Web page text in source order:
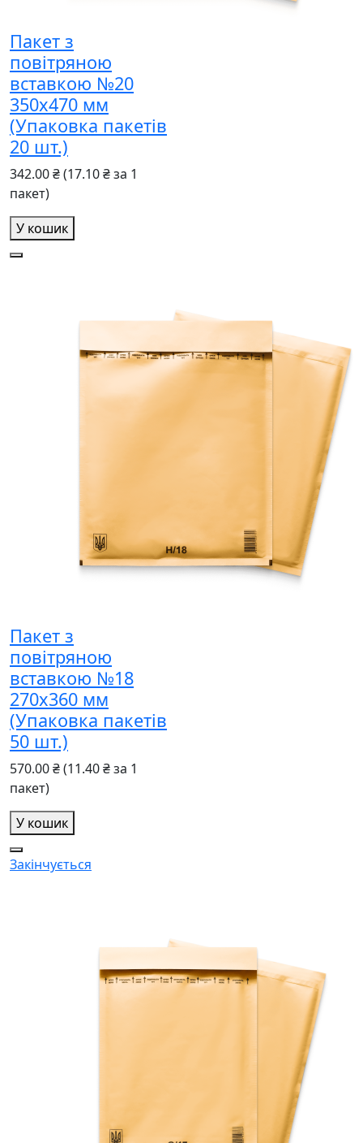
Пакет з
повітряною
вставкою №20
350x470 мм
(Упаковка пакетів
20 шт.)
342.00 ₴(17.10 ₴ за 1
пакет)
У кошик
Пакет з
повітряною
вставкою №18
270x360 мм
(Упаковка пакетів
50 шт.)
570.00 ₴(11.40 ₴ за 1
пакет)
У кошик
Закінчується